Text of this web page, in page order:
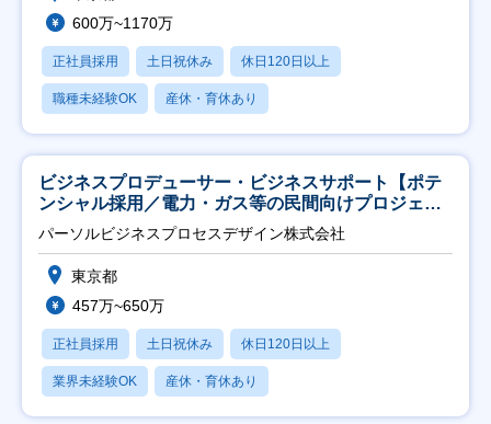
600万~1170万
正社員採用 土日祝休み 休日120日以上
職種未経験OK 産休・育休あり
ビジネスプロデューサー・ビジネスサポート【ポテ
ンシャル採用／電力・ガス等の民間向けプロジェク
ト推進】
パーソルビジネスプロセスデザイン株式会社
東京都
457万~650万
正社員採用 土日祝休み 休日120日以上
業界未経験OK 産休・育休あり